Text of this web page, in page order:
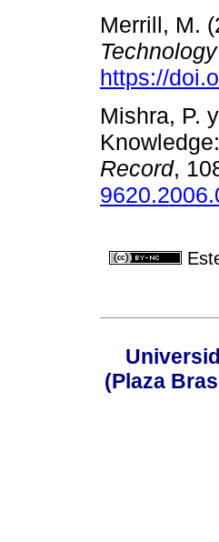
Merrill, M.
https://
Mishra, P.
Record,
(Plaza